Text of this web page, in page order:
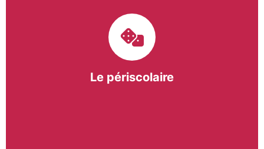
Le périscolaire
bergeracois. A travers les Temps d’Activités
Périscolaires (TAP) et les Pauses Méridiennes, nous
apportons une réponse adaptée et individualisée